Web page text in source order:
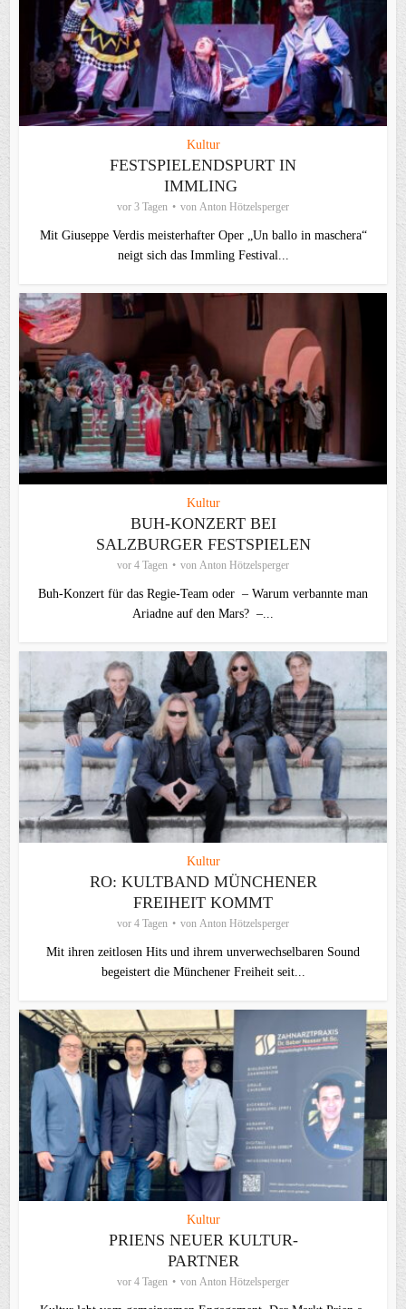
Kultur
FESTSPIELENDSPURT IN
IMMLING
vor 3 Tagen von Anton Hötzelsperger
Mit Giuseppe Verdis meisterhafter Oper „Un ballo in maschera“
neigt sich das Immling Festival...
Kultur
BUH-KONZERT BEI
SALZBURGER FESTSPIELEN
vor 4 Tagen von Anton Hötzelsperger
Buh-Konzert für das Regie-Team oder – Warum verbannte man
Ariadne auf den Mars? –...
Kultur
RO: KULTBAND MÜNCHENER
FREIHEIT KOMMT
vor 4 Tagen von Anton Hötzelsperger
Mit ihren zeitlosen Hits und ihrem unverwechselbaren Sound
begeistert die Münchener Freiheit seit...
Kultur
PRIENS NEUER KULTUR-
PARTNER
vor 4 Tagen von Anton Hötzelsperger